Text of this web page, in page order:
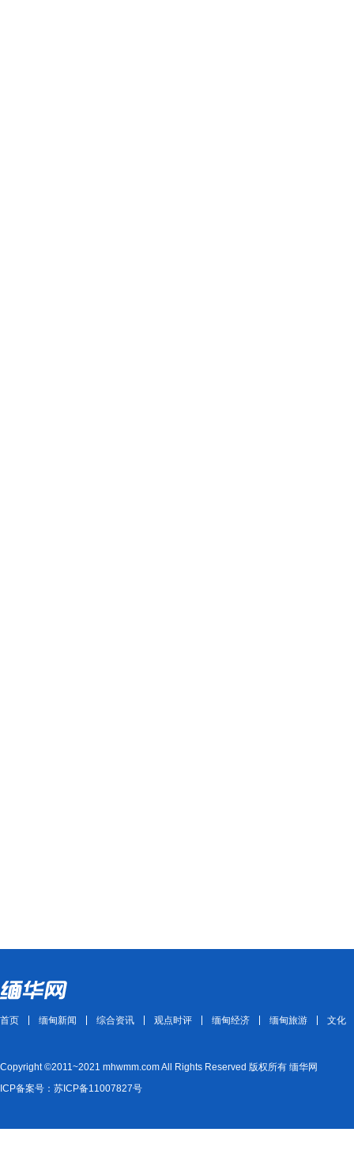
首页 缅甸新闻 综合资讯 观点时评 缅甸经济 缅甸旅游 文化
Copyright ©2011~2021 mhwmm.com All Rights Reserved 版权所有 缅华网
ICP备案号：苏ICP备11007827号